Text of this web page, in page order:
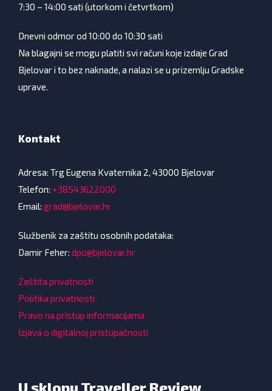
7:30 – 14:00 sati (utorkom i četvrtkom)
Dnevni odmor od 10:00 do 10:30 sati
Na blagajni se mogu platiti svi računi koje izdaje Grad
Bjelovar i to bez naknade, a nalazi se u prizemlju Gradske
uprave.
Kontakt
Adresa: Trg Eugena Kvaternika 2, 43000 Bjelovar
Telefon: +38543622000
Email: grad@bjelovar.hr
Službenik za zaštitu osobnih podataka:
Damir Feher: dpo@bjelovar.hr
Zaštita privatnosti
Politika privatnosti
Pravo na pristup informacijama
Izjava o digitalnoj pristupačnosti
U sklopu Traveller Review